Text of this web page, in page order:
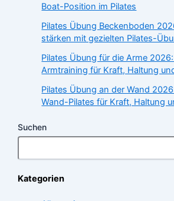
Boat-Position im Pilates
Pilates Übung Beckenboden
stärken mit gezielten Pilates-
Pilates Übung für die Arme
Armtraining für Kraft, Haltung
Pilates Übung an der Wand
Wand-Pilates für Kraft, Haltung
Suchen
Kategorien